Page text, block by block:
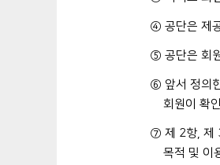
④ 공단은 제
⑤ 공단은 회
⑥ 앞서 정의
회원이 확
⑦ 제 2항, 제
목적 및 이